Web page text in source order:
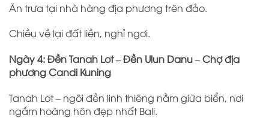
Ăn trưa tại nhà hàng địa phương trên đảo.
Chiều về lại đất liền, nghỉ ngơi.
Ngày 4: Đền Tanah Lot – Đền Ulun Danu – Chợ địa
phương Candi Kuning
Tanah Lot – ngôi đền linh thiêng nằm giữa biển, nơi
ngắm hoàng hôn đẹp nhất Bali.